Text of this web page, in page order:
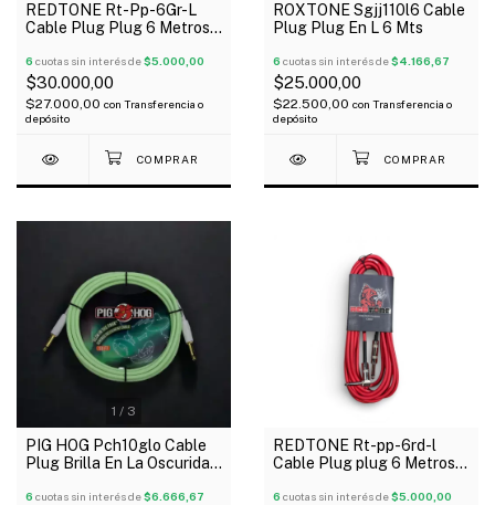
REDTONE Rt-Pp-6Gr-L
Cable Plug Plug 6 Metros
6 cuotas sin interés de$5.000,00
$30.000,00
$27.000,00 con Transferencia o
depósito
ROXTONE Sgjj110l6 Cable
Plug Plug En L 6 Mts
6 cuotas sin interés de$4.166,67
$25.000,00
$22.500,00 con Transferencia o
depósito
1 / 3
PIG HOG Pch10glo Cable
Plug Brilla En La Oscuridad
6 cuotas sin interés de$6.666,67
REDTONE Rt-pp-6rd-l
Cable Plug plug 6 Metros
6 cuotas sin interés de$5.000,00